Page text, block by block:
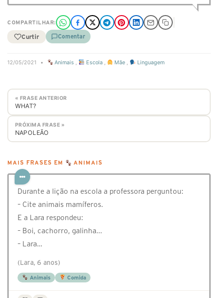
COMPARTILHAR:
Curtir Comentar
12/05/2021 • Animais , Escola, Mãe , Linguagem
« FRASE ANTERIOR
WHAT?
PRÓXIMA FRASE »
NAPOLEÃO
MAIS FRASES EM ANIMAIS
Durante a lição na escola a professora perguntou:
– Cite animais mamíferos.
E a Lara respondeu:
– Boi, cachorro, galinha...
– Lara…
(Lara, 6 anos)
Animais Comida